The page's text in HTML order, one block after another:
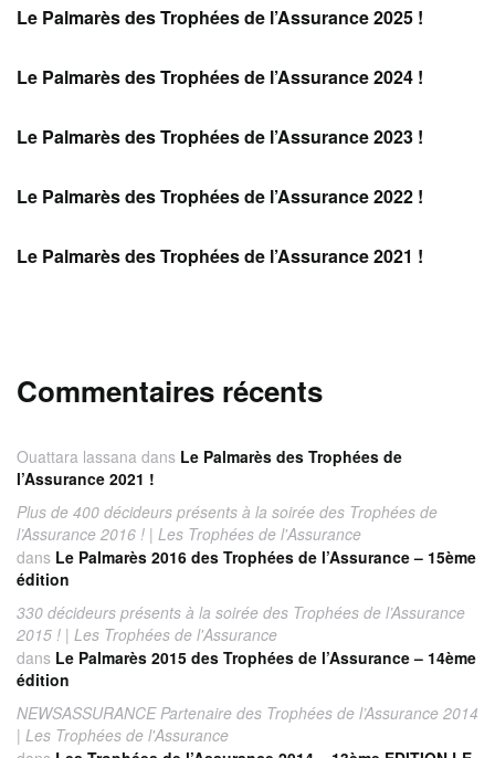
Le Palmarès des Trophées de l’Assurance 2025 !
Le Palmarès des Trophées de l’Assurance 2024 !
Le Palmarès des Trophées de l’Assurance 2023 !
Le Palmarès des Trophées de l’Assurance 2022 !
Le Palmarès des Trophées de l’Assurance 2021 !
Commentaires récents
Ouattara lassana dans Le Palmarès des Trophées de
l’Assurance 2021 !
Plus de 400 décideurs présents à la soirée des Trophées de
l’Assurance 2016 ! | Les Trophées de l'Assurance
dans Le Palmarès 2016 des Trophées de l’Assurance – 15ème
édition
330 décideurs présents à la soirée des Trophées de l’Assurance
2015 ! | Les Trophées de l'Assurance
dans Le Palmarès 2015 des Trophées de l’Assurance – 14ème
édition
NEWSASSURANCE Partenaire des Trophées de l’Assurance 2014
| Les Trophées de l'Assurance